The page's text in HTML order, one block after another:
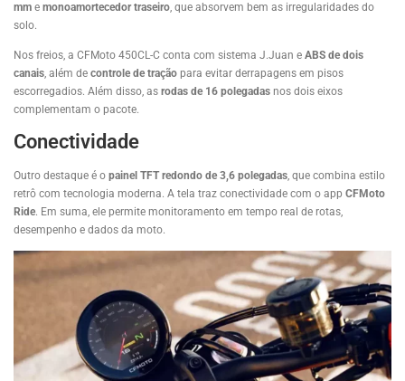
mm e monoamortecedor traseiro, que absorvem bem as irregularidades do
solo.
Nos freios, a CFMoto 450CL-C conta com sistema J.Juan e ABS de dois
canais, além de controle de tração para evitar derrapagens em pisos
escorregadios. Além disso, as rodas de 16 polegadas nos dois eixos
complementam o pacote.
Conectividade
Outro destaque é o painel TFT redondo de 3,6 polegadas , que combina estilo
retrô com tecnologia moderna. A tela traz conectividade com o app CFMoto
Ride. Em suma, ele permite monitoramento em tempo real de rotas,
desempenho e dados da moto.